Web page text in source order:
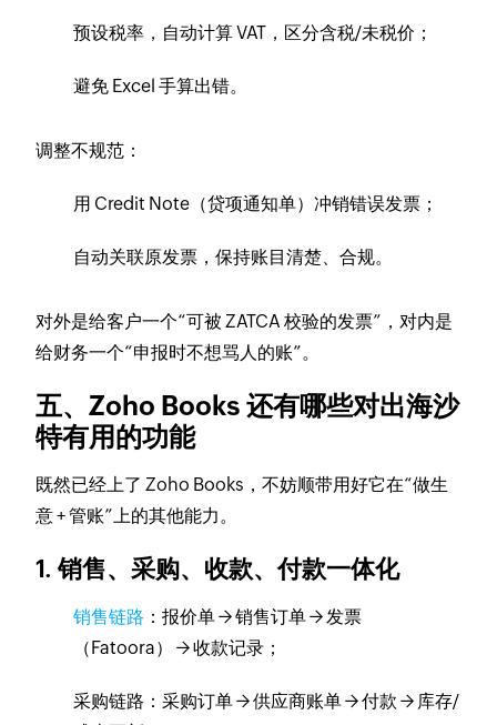
预设税率，自动计算 VAT，区分含税/未税价；
避免 Excel 手算出错。
调整不规范：
用 Credit Note（贷项通知单）冲销错误发票；
自动关联原发票，保持账目清楚、合规。
对外是给客户一个“可被 ZATCA 校验的发票”，对内是
给财务一个“申报时不想骂人的账”。
五、Zoho Books 还有哪些对出海沙
特有用的功能
既然已经上了 Zoho Books，不妨顺带用好它在“做生
意 + 管账”上的其他能力。
1. 销售、采购、收款、付款一体化
销售链路 ：报价单 → 销售订单 → 发票
（Fatoora） → 收款记录；
采购链路：采购订单 → 供应商账单 → 付款 → 库存/